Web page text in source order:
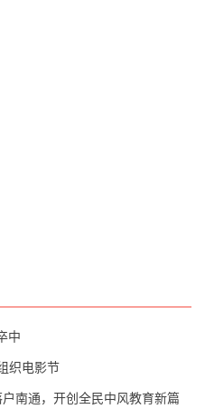
中
织电影节
南通，开创全民中风教育新篇